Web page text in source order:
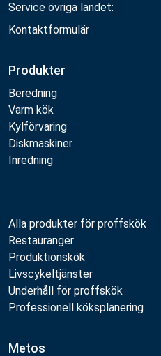
Service övriga landet:
Kontaktformulär
Produkter
Beredning
Varm kök
Kylförvaring
Diskmaskiner
Inredning
Alla produkter för proffskök
Restauranger
Produktionskök
Livscykeltjänster
Underhåll för proffskök
Professionell köksplanering
Metos